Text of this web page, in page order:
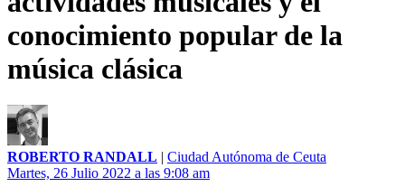
conocimiento popular de la
música clásica
ROBERTO RANDALL | Ciudad Autónoma de Ceuta
Martes, 26 Julio 2022 a las 9:08 am